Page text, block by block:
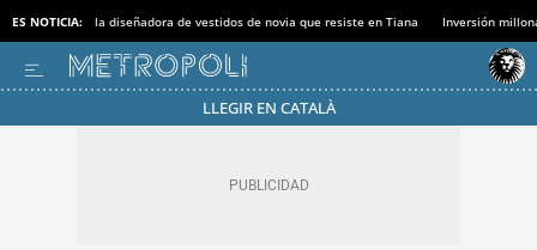
ES NOTICIA: la diseñadora de vestidos de novia que resiste en Tiana Inversión
LLEGIR EN CATALÀ